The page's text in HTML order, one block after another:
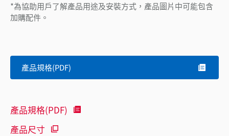
*為協助用戶了解產品用途及安裝方式，產品圖片中可能包含
加購配件。
產品規格(PDF)
產品規格(PDF)
產品尺寸